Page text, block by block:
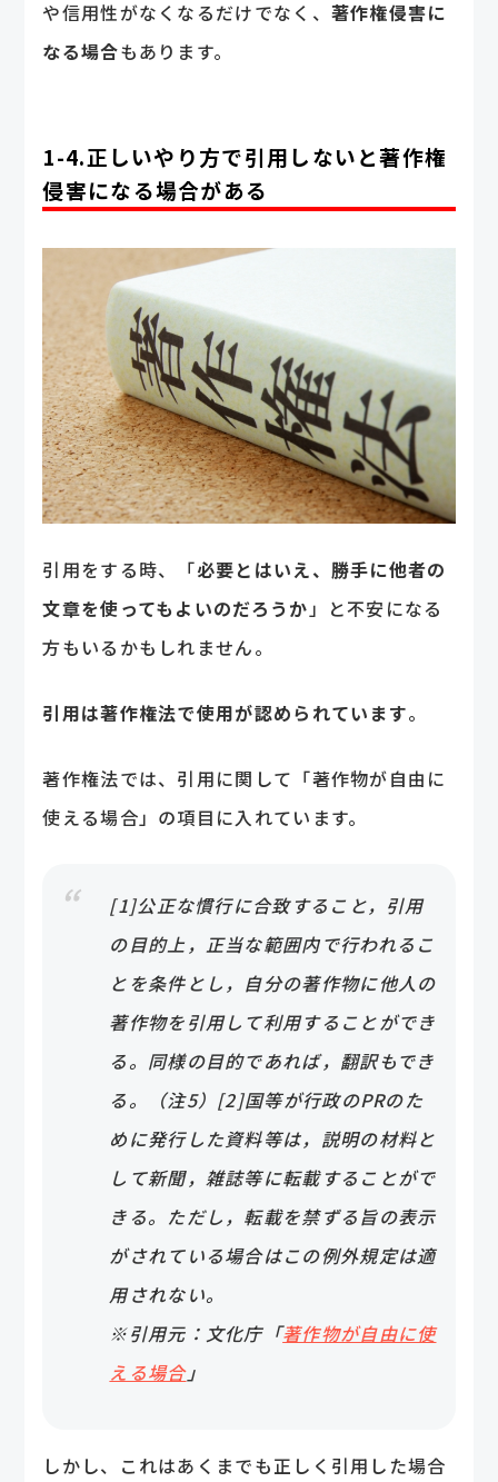
や信用性がなくなるだけでなく、 著作権侵害に
なる場合もあります。
1-4.正しいやり方で引用しないと著作権
侵害になる場合がある
引用をする時、「必要とはいえ、勝手に他者の
文章を使ってもよいのだろうか」と不安になる
方もいるかもしれません。
引用は著作権法で使用が認められています。
著作権法では、引用に関して「著作物が自由に
使える場合」の項目に入れています。
[1]公正な慣行に合致すること，引用
の目的上，正当な範囲内で行われるこ
とを条件とし，自分の著作物に他人の
著作物を引用して利用することができ
る。同様の目的であれば，翻訳もでき
る。（注5）[2]国等が行政のPRのた
めに発行した資料等は，説明の材料と
して新聞，雑誌等に転載することがで
きる。ただし，転載を禁ずる旨の表示
がされている場合はこの例外規定は適
用されない。
※引用元：文化庁「著作物が自由に使
える場合」
しかし、これはあくまでも正しく引用した場合